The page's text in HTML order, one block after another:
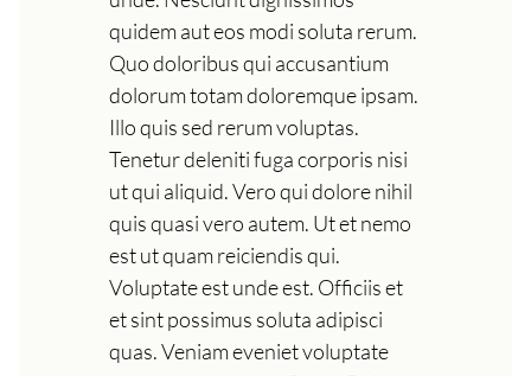
quidem aut eos modi soluta rerum.
Quo doloribus qui accusantium
dolorum totam doloremque ipsam.
Illo quis sed rerum voluptas.
Tenetur deleniti fuga corporis nisi
ut qui aliquid. Vero qui dolore nihil
quis quasi vero autem. Ut et nemo
est ut quam reiciendis qui.
Voluptate est unde est. Officiis et
et sint possimus soluta adipisci
quas. Veniam eveniet voluptate